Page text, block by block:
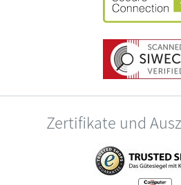
Zertifikate und